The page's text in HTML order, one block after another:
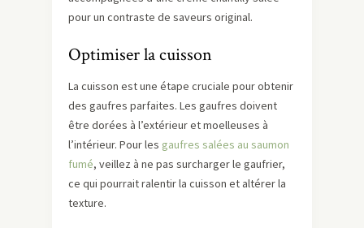
pour un contraste de saveurs original.
Optimiser la cuisson
La cuisson est une étape cruciale pour obtenir
des gaufres parfaites. Les gaufres doivent
être dorées à l’extérieur et moelleuses à
l’intérieur. Pour les gaufres salées au saumon
fumé, veillez à ne pas surcharger le gaufrier,
ce qui pourrait ralentir la cuisson et altérer la
texture.